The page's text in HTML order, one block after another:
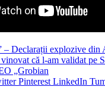
– Declarații explozive din
că l-am validat pe
„Grobian
Pinterest LinkedIn